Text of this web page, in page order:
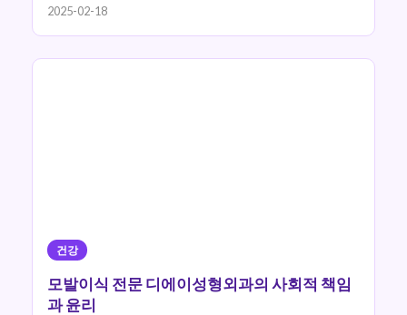
2025-02-18
건강
모발이식 전문 디에이성형외과의 사회적 책임
과 윤리